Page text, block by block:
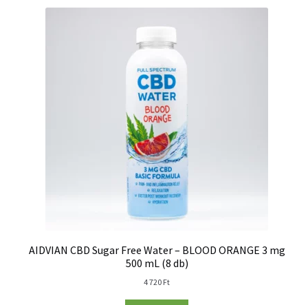
AIDVIAN CBD Sugar Free Water – BLOOD ORANGE 3 mg
500 mL (8 db)
4 720 Ft